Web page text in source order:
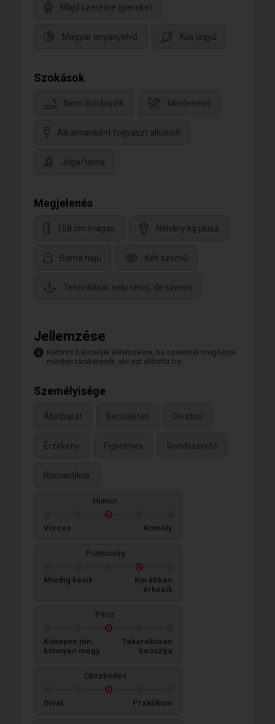
Majd szeretne gyereket
Magyar anyanyelvű Kos jegyű
Szokások
Nem dohányzik Mindenevő
Alkalmanként fogyaszt alkoholt
Jóga/torna
Megjelenés
158 cm magas Néhány kg plusz
Barna hajú Kék szemű
Tetoválásai: neki nincs, de szereti
Jellemzése
Kattints bármelyik jellemzésre, ha szeretnél megnézni
minden társkeresőt, aki ezt állította be.
Személyisége
Állatbarát Becsületes Divatos
Érzékeny Figyelmes Rendszerető
Romantikus
Humor
Vicces Komoly
Pontosság
Mindig késik
Korábban
érkezik
Pénz
Könnyen jön,
könnyen megy
Takarékosan
beosztja
Öltözködés
Divat Praktikum